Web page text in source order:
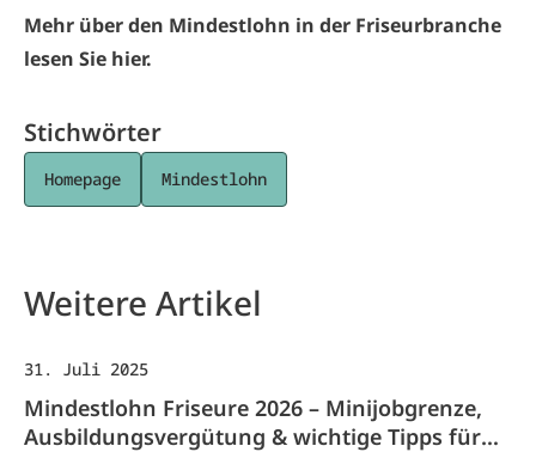
Mehr über den Mindestlohn in der Friseurbranche
lesen Sie hier.
Stichwörter
Homepage Mindestlohn
Weitere Artikel
31. Juli 2025
Mindestlohn Friseure 2026 – Minijobgrenze,
Ausbildungsvergütung & wichtige Tipps für